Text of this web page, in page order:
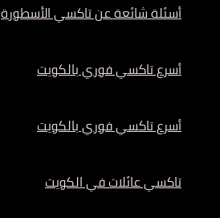
أسئلة شائعة عن تاكسي الأسطورة
أسرع تاكسي فوري بالكويت
أسرع تاكسي فوري بالكويت
تاكسي عائلات في الكويت